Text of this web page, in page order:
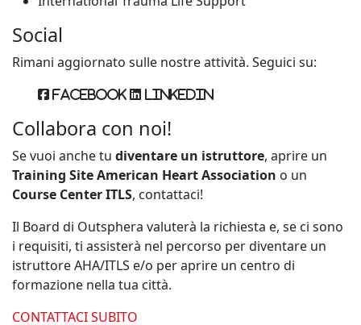
Social
Rimani aggiornato sulle nostre attività. Seguici su:
Facebook Linkedin
Collabora con noi!
Se vuoi anche tu diventare un istruttore, aprire un
Training Site American Heart Association o un
Course Center ITLS, contattaci!
Il Board di Outsphera valuterà la richiesta e, se ci sono
i requisiti, ti assisterà nel percorso per diventare un
istruttore AHA/ITLS e/o per aprire un centro di
formazione nella tua città.
CONTATTACI SUBITO